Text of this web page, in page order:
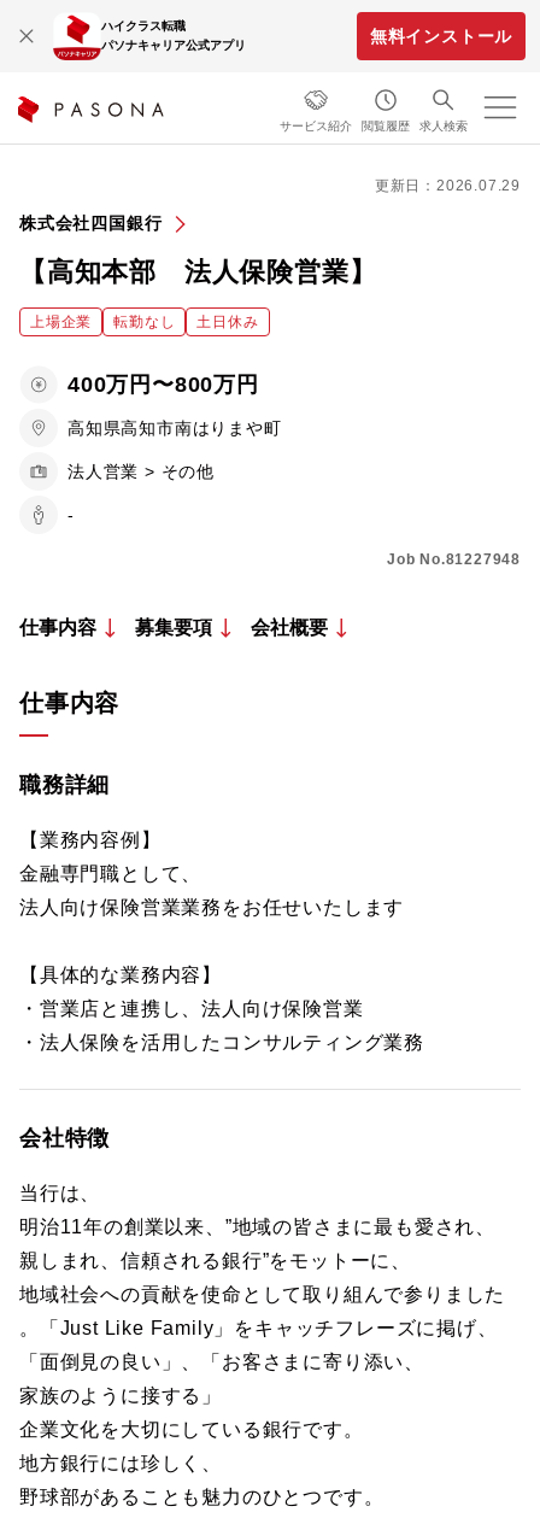
ハイクラス転職
パソナキャリア公式アプリ
無料インストール
サービス紹介 閲覧履歴 求人検索
更新日：2026.07.29
株式会社四国銀行
【高知本部 法人保険営業】
上場企業 転勤なし 土日休み
400万円〜800万円
高知県高知市南はりまや町
法人営業 > その他
-
Job No.81227948
仕事内容 募集要項 会社概要
仕事内容
職務詳細
【業務内容例】
金融専門職として、
法人向け保険営業業務をお任せいたします
【具体的な業務内容】
・営業店と連携し、法人向け保険営業
・法人保険を活用したコンサルティング業務
会社特徴
当行は、
明治11年の創業以来、”地域の皆さまに最も愛され、
親しまれ、信頼される銀行”をモットーに、
地域社会への貢献を使命として取り組んで参りました
。「Just Like Family」をキャッチフレーズに掲げ、
「面倒見の良い」、「お客さまに寄り添い、
家族のように接する」
企業文化を大切にしている銀行です。
地方銀行には珍しく、
野球部があることも魅力のひとつです。